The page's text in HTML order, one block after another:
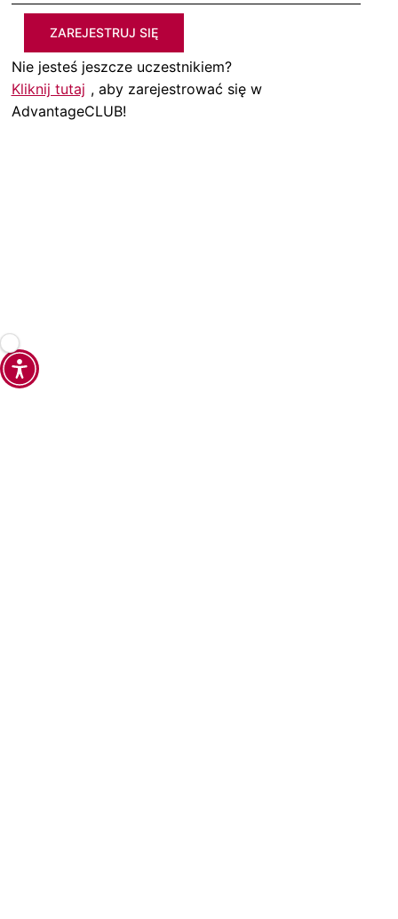
ZAREJESTRUJ SIĘ
Nie jesteś jeszcze uczestnikiem?
Kliknij tutaj , aby zarejestrować się w
AdvantageCLUB!